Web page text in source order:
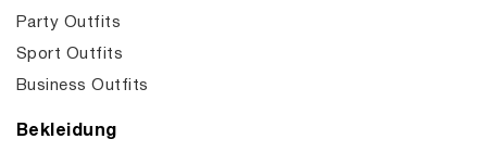
Party Outfits
Sport Outfits
Business Outfits
Bekleidung